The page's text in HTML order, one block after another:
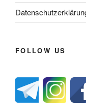
FOLLOW US